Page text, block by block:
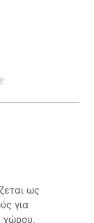
ως
για
χώρου,